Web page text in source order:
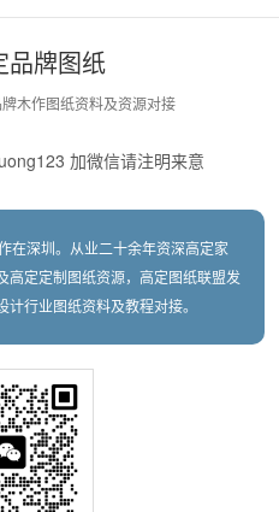
品牌图纸
木作图纸资料及资源对接
加微信请注明来意
在深圳。从业二十余年资深高定家
高定定制图纸资源，高定图纸联盟发
行业图纸资料及教程对接。